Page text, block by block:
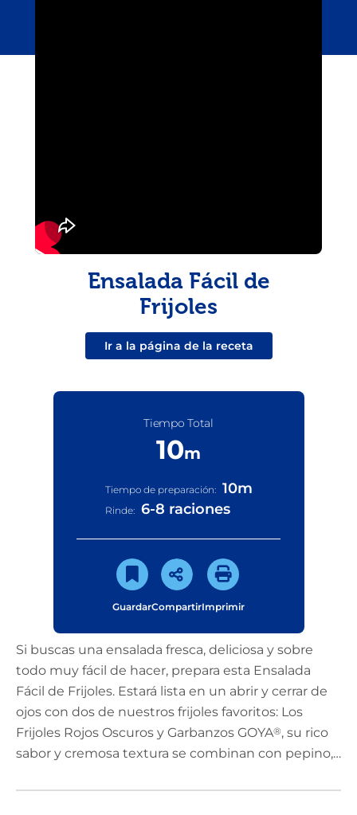
Ensalada Fácil de
Frijoles
Ir a la página de la receta
Si buscas una ensalada fresca, deliciosa y sobre
todo muy fácil de hacer, prepara esta Ensalada
Fácil de Frijoles. Estará lista en un abrir y cerrar de
ojos con dos de nuestros frijoles favoritos: Los
Frijoles Rojos Oscuros y Garbanzos GOYA®, su rico
sabor y cremosa textura se combinan con pepino,
añade un toque de jugo de limón, Aceite de Oliva
Tiempo Total
10m
Tiempo de preparación: 10m
Rinde: 6-8 raciones
GuardarCompartirImprimir